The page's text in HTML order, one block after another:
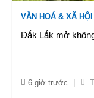
VĂN HOÁ & XÃ HỘI
Đắk Lắk mở
6 giờ trước